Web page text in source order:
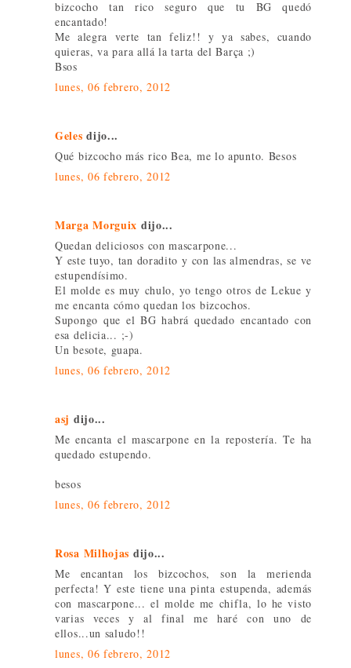
bizcocho tan rico seguro que tu BG quedó
encantado!
Me alegra verte tan feliz!! y ya sabes, cuando
quieras, va para allá la tarta del Barça ;)
Bsos
lunes, 06 febrero, 2012
Geles dijo...
Qué bizcocho más rico Bea, me lo apunto. Besos
lunes, 06 febrero, 2012
Marga Morguix dijo...
Quedan deliciosos con mascarpone...
Y este tuyo, tan doradito y con las almendras, se ve
estupendísimo.
El molde es muy chulo, yo tengo otros de Lekue y
me encanta cómo quedan los bizcochos.
Supongo que el BG habrá quedado encantado con
esa delicia... ;-)
Un besote, guapa.
lunes, 06 febrero, 2012
asj dijo...
Me encanta el mascarpone en la repostería. Te ha
quedado estupendo.
besos
lunes, 06 febrero, 2012
Rosa Milhojas dijo...
Me encantan los bizcochos, son la merienda
perfecta! Y este tiene una pinta estupenda, además
con mascarpone... el molde me chifla, lo he visto
varias veces y al final me haré con uno de
ellos...un saludo!!
lunes, 06 febrero, 2012